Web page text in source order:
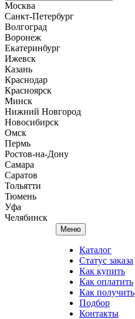
Москва
Санкт-Петербург
Волгоград
Воронеж
Екатеринбург
Ижевск
Казань
Краснодар
Красноярск
Минск
Нижний Новгород
Новосибирск
Омск
Пермь
Ростов-на-Дону
Самара
Саратов
Тольятти
Тюмень
Уфа
Челябинск
Меню
Каталог
Статус заказа
Как купить
Как оплатить
Как получить
Подбор
Контакты